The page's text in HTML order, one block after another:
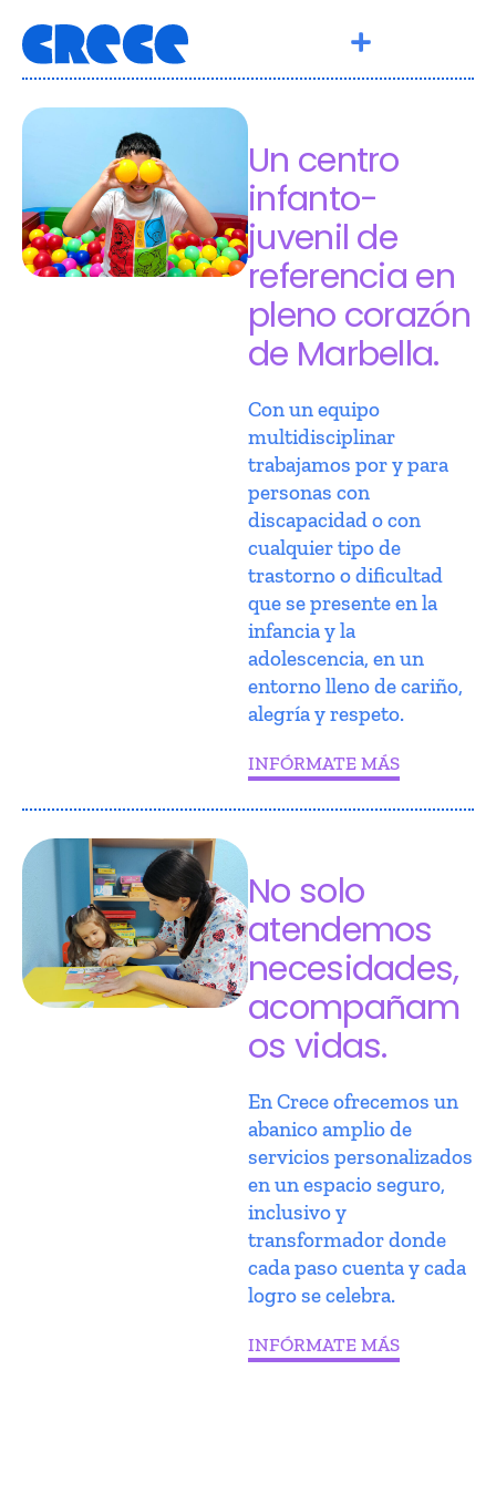
Un centro
infanto-
juvenil de
referencia en
pleno corazón
de Marbella.
Con un equipo
multidisciplinar
trabajamos por y para
personas con
discapacidad o con
cualquier tipo de
trastorno o dificultad
que se presente en la
infancia y la
adolescencia, en un
entorno lleno de cariño,
alegría y respeto.
INFÓRMATE MÁS
No solo
atendemos
necesidades,
acompañam
os vidas.
En Crece ofrecemos un
abanico amplio de
servicios personalizados
en un espacio seguro,
inclusivo y
transformador donde
cada paso cuenta y cada
logro se celebra.
INFÓRMATE MÁS